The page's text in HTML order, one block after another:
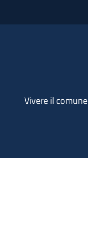
Vivere il comune